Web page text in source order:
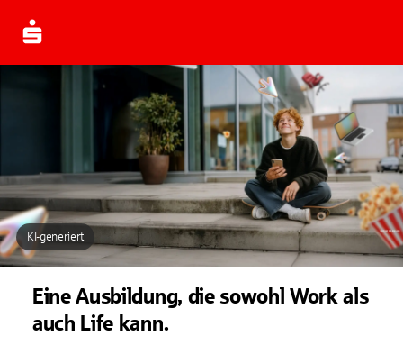
KI-generiert
Eine Ausbildung, die sowohl Work als
auch Life kann.